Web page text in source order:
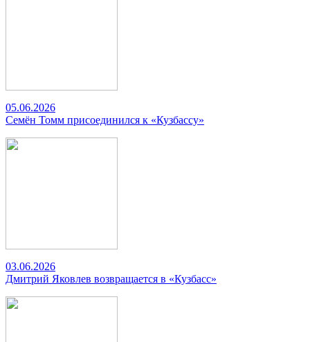
05.06.2026
Семён Томм присоединился к «Кузбассу»
03.06.2026
Дмитрий Яковлев возвращается в «Кузбасс»